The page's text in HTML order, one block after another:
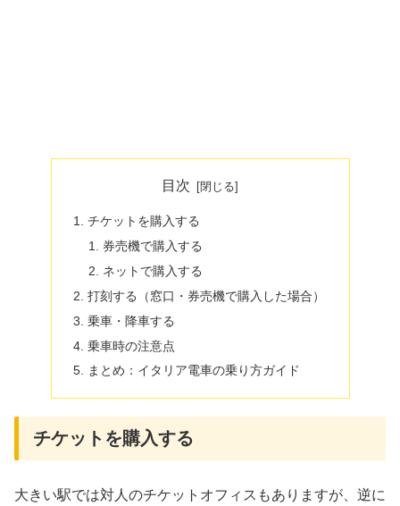
目次
チケットを購入する
券売機で購入する
ネットで購入する
打刻する（窓口・券売機で購入した場合）
乗車・降車する
乗車時の注意点
まとめ：イタリア電車の乗り方ガイド
チケットを購入する
大きい駅では対人のチケットオフィスもありますが、逆に